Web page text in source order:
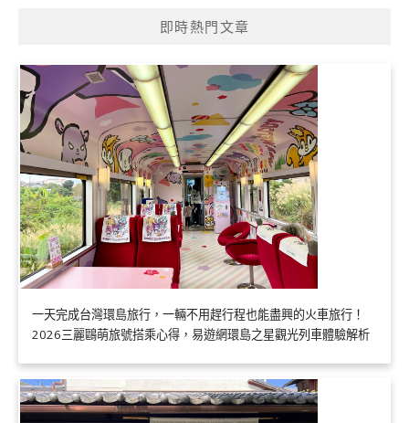
即時熱門文章
一天完成台灣環島旅行，一輛不用趕行程也能盡興的火車旅行！
2026三麗鷗萌旅號搭乘心得，易遊網環島之星觀光列車體驗解析